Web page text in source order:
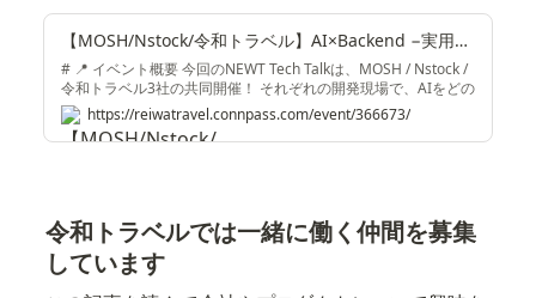
【MOSH/Nstock/令和トラベル】AI×Backend −実用化を支える技術と効率化の現在地 (2025/09/18 19:30〜)
# 📍 イベント概要 今回のNEWT Tech Talkは、MOSH / Nstock /
令和トラベル3社の共同開催！ それぞれの開発現場で、AIをどの
ようにBackend開発に組み込み、開発の効率化を実現している
のかについて深掘りします。「AI×Backend」によって開発の生
産性や効率はどこまで高められるのか。実務での取り組みを交
す。 * AIを活用した実用...
https://reiwatravel.connpass.com/event/366673/
令和トラベルでは一緒に働く仲間を募集
しています